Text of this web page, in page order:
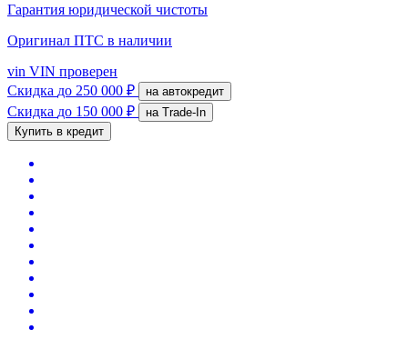
Гарантия юридической чистоты
Оригинал ПТС в наличии
vin VIN проверен
Скидка до 250 000 ₽ на автокредит
Скидка до 150 000 ₽
на Trade-In
Купить в кредит